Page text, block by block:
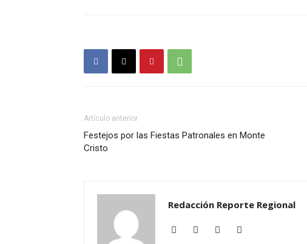
Artículo anterior
Festejos por las Fiestas Patronales en Monte
Cristo
Redacción Reporte Regional